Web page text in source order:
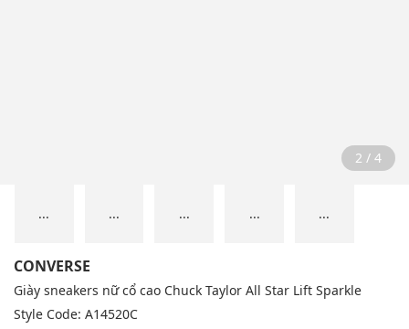
2 / 4
... ... ... ... ...
CONVERSE
Giày sneakers nữ cổ cao Chuck Taylor All Star Lift Sparkle
Style Code: A14520C